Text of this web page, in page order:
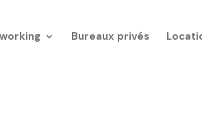
Bureaux privés